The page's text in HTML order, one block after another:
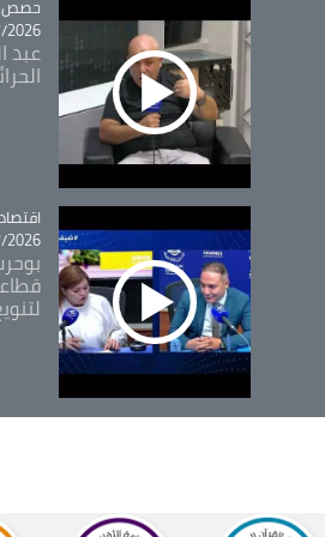
حصص
- 09:49
عبد
اقتصاد
- 12:13